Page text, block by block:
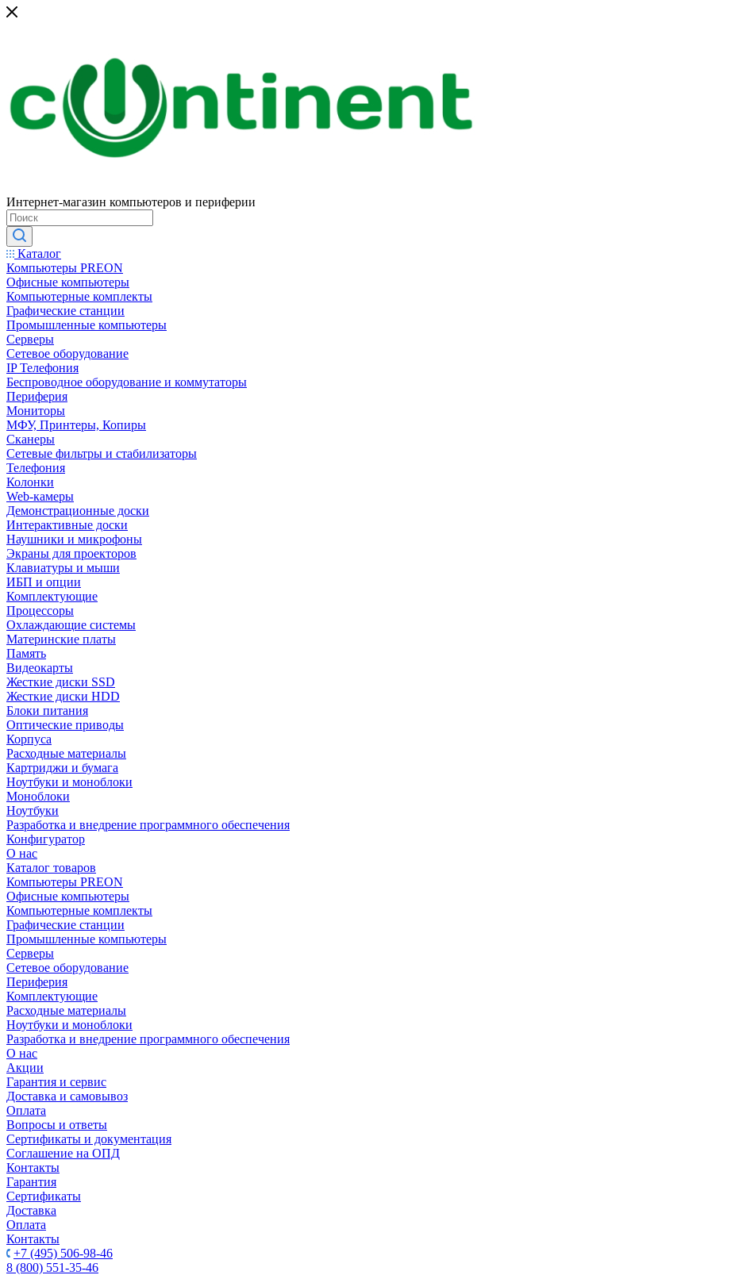
Интернет-магазин компьютеров и периферии
Каталог
Компьютеры PREON
Офисные компьютеры
Компьютерные комплекты
Графические станции
Промышленные компьютеры
Серверы
Сетевое оборудование
IP Телефония
Беспроводное оборудование и коммутаторы
Периферия
Мониторы
МФУ, Принтеры, Копиры
Сканеры
Сетевые фильтры и стабилизаторы
Телефония
Колонки
Web-камеры
Демонстрационные доски
Интерактивные доски
Наушники и микрофоны
Экраны для проекторов
Клавиатуры и мыши
ИБП и опции
Комплектующие
Процессоры
Охлаждающие системы
Материнские платы
Память
Видеокарты
Жесткие диски SSD
Жесткие диски HDD
Блоки питания
Оптические приводы
Корпуса
Расходные материалы
Картриджи и бумага
Ноутбуки и моноблоки
Моноблоки
Ноутбуки
Разработка и внедрение программного обеспечения
Конфигуратор
О нас
Каталог товаров
Компьютеры PREON
Офисные компьютеры
Компьютерные комплекты
Графические станции
Промышленные компьютеры
Серверы
Сетевое оборудование
Периферия
Комплектующие
Расходные материалы
Ноутбуки и моноблоки
Разработка и внедрение программного обеспечения
О нас
Акции
Гарантия и сервис
Доставка и самовывоз
Оплата
Вопросы и ответы
Сертификаты и документация
Соглашение на ОПД
Контакты
Гарантия
Сертификаты
Доставка
Оплата
Контакты
+7 (495) 506-98-46
8 (800) 551-35-46